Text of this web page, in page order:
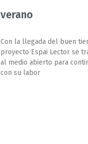
verano
Con la llegada del buen
proyecto Espai Lector se
al medio abierto para
con su labor